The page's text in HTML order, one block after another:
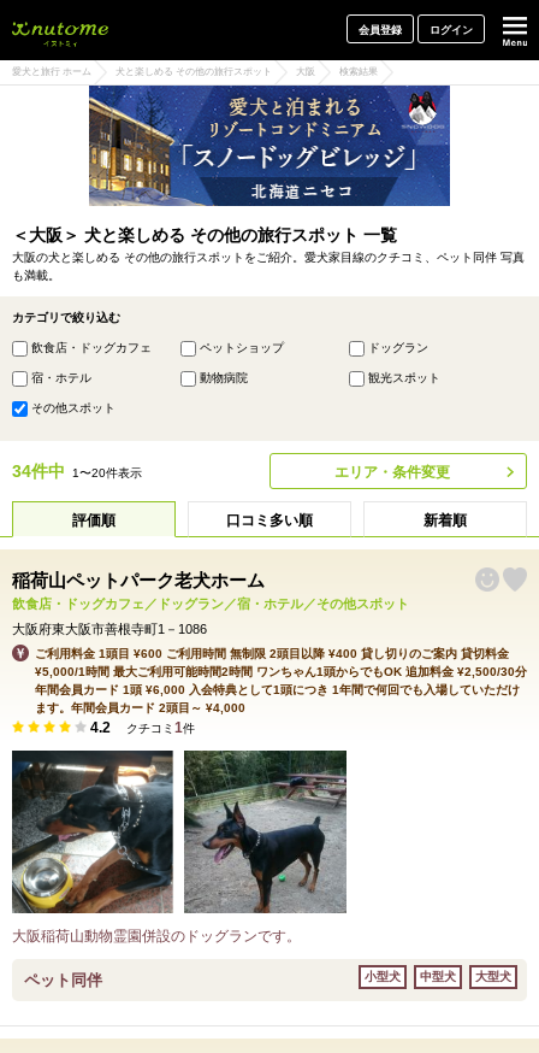
会員登録 ログイン
愛犬と旅行 ホーム 犬と楽しめる その他の旅行スポット 大阪 検索結果
＜大阪＞ 犬と楽しめる その他の旅行スポット 一覧
大阪の犬と楽しめる その他の旅行スポットをご紹介。愛犬家目線のクチコミ、ペット同伴 写真
も満載。
カテゴリで絞り込む
飲食店・ドッグカフェ ペットショップ ドッグラン
宿・ホテル 動物病院 観光スポット
その他スポット
34件中 1〜20件表示 エリア・条件変更
評価順 口コミ多い順 新着順
稲荷山ペットパーク老犬ホーム
飲食店・ドッグカフェ／ドッグラン／宿・ホテル／その他スポット
大阪府東大阪市善根寺町1－1086
ご利用料金 1頭目 ¥600 ご利用時間 無制限 2頭目以降 ¥400 貸し切りのご案内 貸切料金
¥5,000/1時間 最大ご利用可能時間2時間 ワンちゃん1頭からでもOK 追加料金 ¥2,500/30分
年間会員カード 1頭 ¥6,000 入会特典として1頭につき 1年間で何回でも入場していただけ
ます。年間会員カード 2頭目～ ¥4,000
4.2 クチコミ 1件
大阪稲荷山動物霊園併設のドッグランです。
ペット同伴 小型犬 中型犬 大型犬